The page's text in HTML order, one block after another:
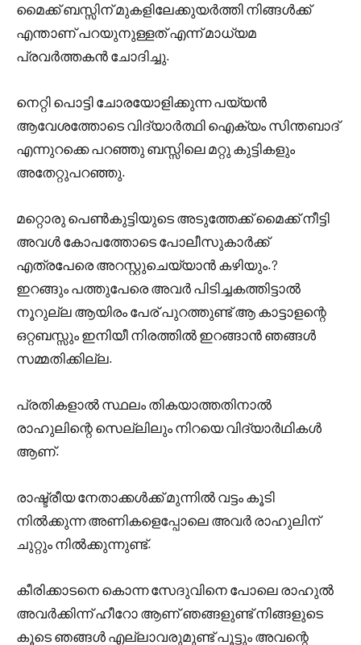
മൈക്ക് ബസ്സിന് മുകളിലേക്കുയർത്തി നിങ്ങൾക്ക്
എന്താണ് പറയുനുള്ളത് എന്ന് മാധ്യമ
പ്രവർത്തകൻ ചോദിച്ചു.
നെറ്റി പൊട്ടി ചോരയോളിക്കുന്ന പയ്യൻ
ആവേശത്തോടെ വിദ്യാർത്ഥി ഐക്യം സിന്തബാദ്
എന്നുറക്കെ പറഞ്ഞു ബസ്സിലെ മറ്റു കുട്ടികളും
അതേറ്റുപറഞ്ഞു.
മറ്റൊരു പെൺകുട്ടിയുടെ അടുത്തേക്ക് മൈക്ക് നീട്ടി
അവൾ കോപത്തോടെ പോലീസുകാർക്ക്
എത്രപേരെ അറസ്റ്റുചെയ്യാൻ കഴിയും.?
ഇറങ്ങും പത്തുപേരെ അവർ പിടിച്ചകത്തിട്ടാൽ
നൂറുല്ല ആയിരം പേര് പുറത്തുണ്ട് ആ കാട്ടാളന്റെ
ഒറ്റബസ്സും ഇനിയീ നിരത്തിൽ ഇറങ്ങാൻ ഞങ്ങൾ
സമ്മതിക്കില്ല.
പ്രതികളാൽ സ്ഥലം തികയാത്തതിനാൽ
രാഹുലിന്റെ സെല്ലിലും നിറയെ വിദ്യാർഥികൾ
ആണ്.
രാഷ്ട്രീയ നേതാക്കൾക്ക് മുന്നിൽ വട്ടം കൂടി
നിൽക്കുന്ന അണികളെപ്പോലെ അവർ രാഹുലിന്
ചുറ്റും നിൽക്കുന്നുണ്ട്.
കീരിക്കാടനെ കൊന്ന സേദുവിനെ പോലെ രാഹുൽ
അവർക്കിന്ന് ഹീറോ ആണ് ഞങ്ങളുണ്ട് നിങ്ങളുടെ
കൂടെ ഞങ്ങൾ എല്ലാവരുമുണ്ട് പൂട്ടും അവന്റെ